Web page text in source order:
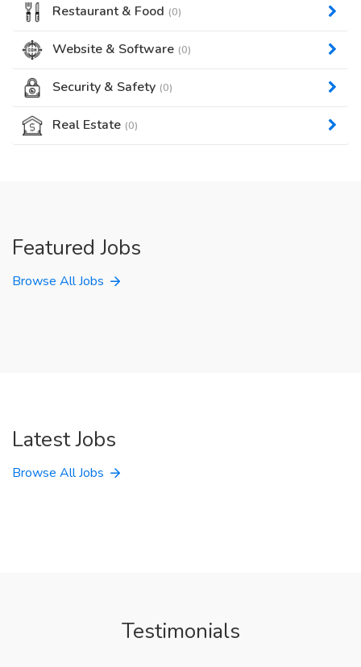
Restaurant & Food (0)
Website & Software (0)
Security & Safety (0)
Real Estate (0)
Featured Jobs
Browse All Jobs
Latest Jobs
Browse All Jobs
Testimonials